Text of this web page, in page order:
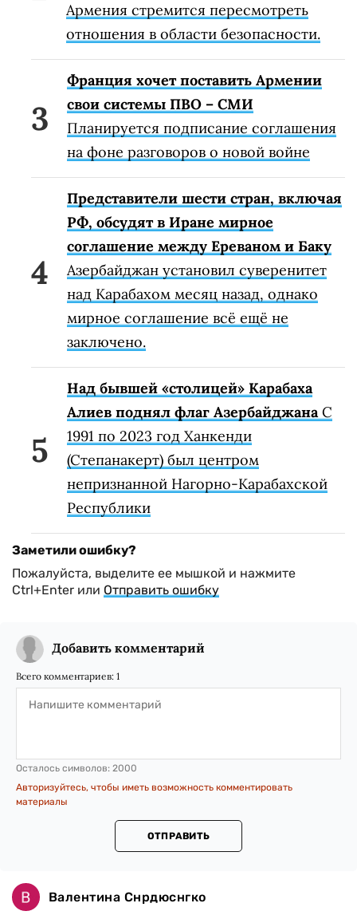
Армения стремится пересмотреть
отношения в области безопасности.
Франция хочет поставить Армении
свои системы ПВО – СМИ
Планируется подписание соглашения
на фоне разговоров о новой войне
Представители шести стран, включая
РФ, обсудят в Иране мирное
соглашение между Ереваном и Баку
Азербайджан установил суверенитет
над Карабахом месяц назад, однако
мирное соглашение всё ещё не
заключено.
Над бывшей «столицей» Карабаха
Алиев поднял флаг АзербайджанаС
1991 по 2023 год Ханкенди
(Степанакерт) был центром
непризнанной Нагорно-Карабахской
Республики
Заметили ошибку?
Пожалуйста, выделите ее мышкой и нажмите
Ctrl+Enter или Отправить ошибку
Добавить комментарий
Всего комментариев: 1
Осталось символов: 2000
Авторизуйтесь, чтобы иметь возможность комментировать
материалы
ОТПРАВИТЬ
Валентина Снрдюснгко